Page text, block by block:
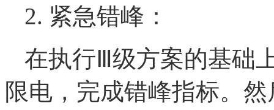
2. 紧急错峰：
在执行Ⅲ级方案的基础
限电，完成错峰指标。